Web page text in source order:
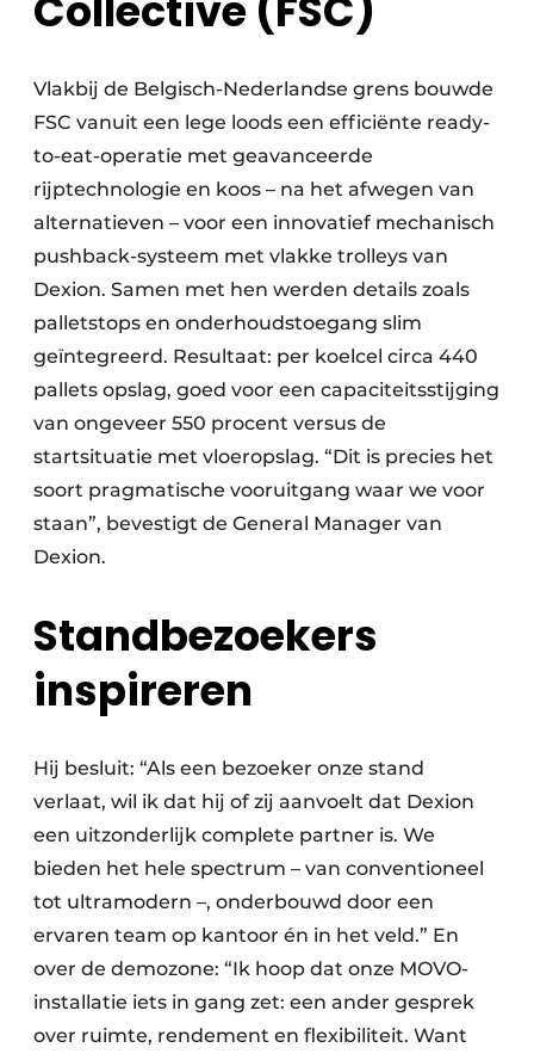
Vlakbij de Belgisch-Nederlandse grens bouwde
FSC vanuit een lege loods een efficiënte ready-
to-eat-operatie met geavanceerde
rijptechnologie en koos – na het afwegen van
alternatieven – voor een innovatief mechanisch
pushback-systeem met vlakke trolleys van
Dexion. Samen met hen werden details zoals
palletstops en onderhoudstoegang slim
geïntegreerd. Resultaat: per koelcel circa 440
pallets opslag, goed voor een capaciteitsstijging
van ongeveer 550 procent versus de
startsituatie met vloeropslag. “Dit is precies het
soort pragmatische vooruitgang waar we voor
staan”, bevestigt de General Manager van
Dexion.
Standbezoekers
inspireren
Hij besluit: “Als een bezoeker onze stand
verlaat, wil ik dat hij of zij aanvoelt dat Dexion
een uitzonderlijk complete partner is. We
bieden het hele spectrum – van conventioneel
tot ultramodern –, onderbouwd door een
ervaren team op kantoor én in het veld.” En
over de demozone: “Ik hoop dat onze MOVO-
installatie iets in gang zet: een ander gesprek
over ruimte, rendement en flexibiliteit. Want